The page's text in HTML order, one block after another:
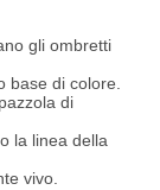
gli ombretti
base di colore.
di
la linea della
vivo.